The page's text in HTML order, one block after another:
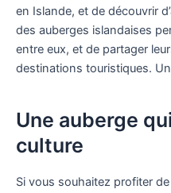
en Islande, et de découvrir
des auberges islandaises
entre eux, et de partager
destinations touristiques.
Une auberge
culture
Si vous souhaitez profiter